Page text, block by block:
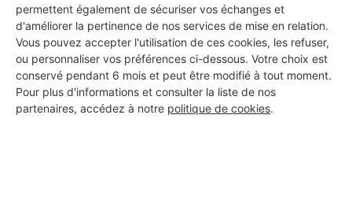
permettent également de sécuriser vos échanges et
d'améliorer la pertinence de nos services de mise en relation.
Vous pouvez accepter l'utilisation de ces cookies, les refuser,
ou personnaliser vos préférences ci-dessous. Votre choix est
conservé pendant 6 mois et peut être modifié à tout moment.
Pour plus d'informations et consulter la liste de nos
partenaires, accédez à notre politique de cookies.
PALIMAKA
Lézignan-Corbières
9 ans d'expérience